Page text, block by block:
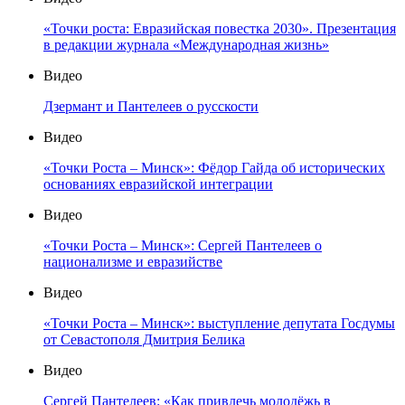
«Точки роста: Евразийская повестка 2030». Презентация
в редакции журнала «Международная жизнь»
Видео
Дзермант и Пантелеев о русскости
Видео
«Точки Роста – Минск»: Фёдор Гайда об исторических
основаниях евразийской интеграции
Видео
«Точки Роста – Минск»: Сергей Пантелеев о
национализме и евразийстве
Видео
«Точки Роста – Минск»: выступление депутата Госдумы
от Севастополя Дмитрия Белика
Видео
Сергей Пантелеев: «Как привлечь молодёжь в